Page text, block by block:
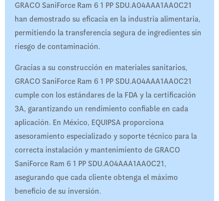
GRACO SaniForce Ram 6 1 PP SDU.A04AAA1AA0C21
han demostrado su eficacia en la industria alimentaria,
permitiendo la transferencia segura de ingredientes sin
riesgo de contaminación.
Gracias a su construcción en materiales sanitarios,
GRACO SaniForce Ram 6 1 PP SDU.A04AAA1AA0C21
cumple con los estándares de la FDA y la certificación
3A, garantizando un rendimiento confiable en cada
aplicación. En México, EQUIPSA proporciona
asesoramiento especializado y soporte técnico para la
correcta instalación y mantenimiento de GRACO
SaniForce Ram 6 1 PP SDU.A04AAA1AA0C21,
asegurando que cada cliente obtenga el máximo
beneficio de su inversión.